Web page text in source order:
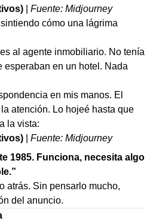
Fuente: Midjourney
cómo una lágrima
al agente inmobiliario. No tenía
esperaban en un hotel. Nada
en mis manos. El
atención. Lo hojeé hasta que
la vista:
Fuente: Midjourney
1985. Funciona, necesita algo
atrás. Sin pensarlo mucho,
del anuncio.